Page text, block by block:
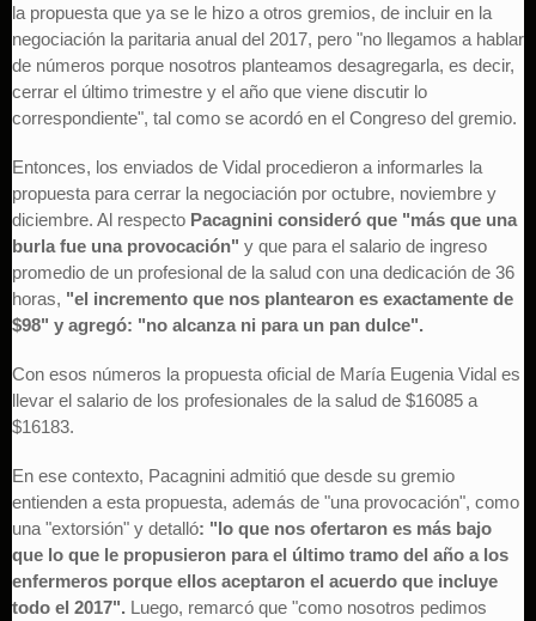
la propuesta que ya se le hizo a otros gremios, de incluir en la
negociación la paritaria anual del 2017, pero "no llegamos a hablar
de números porque nosotros planteamos desagregarla, es decir,
cerrar el último trimestre y el año que viene discutir lo
correspondiente", tal como se acordó en el Congreso del gremio.
Entonces, los enviados de Vidal procedieron a informarles la
propuesta para cerrar la negociación por octubre, noviembre y
diciembre. Al respecto Pacagnini consideró que "más que una
burla fue una provocación" y que para el salario de ingreso
promedio de un profesional de la salud con una dedicación de 36
horas, "el incremento que nos plantearon es exactamente de
$98" y agregó: "no alcanza ni para un pan dulce".
Con esos números la propuesta oficial de María Eugenia Vidal es
llevar el salario de los profesionales de la salud de $16085 a
$16183.
En ese contexto, Pacagnini admitió que desde su gremio
entienden a esta propuesta, además de "una provocación", como
una "extorsión" y detalló: "lo que nos ofertaron es más bajo
que lo que le propusieron para el último tramo del año a los
enfermeros porque ellos aceptaron el acuerdo que incluye
todo el 2017". Luego, remarcó que "como nosotros pedimos